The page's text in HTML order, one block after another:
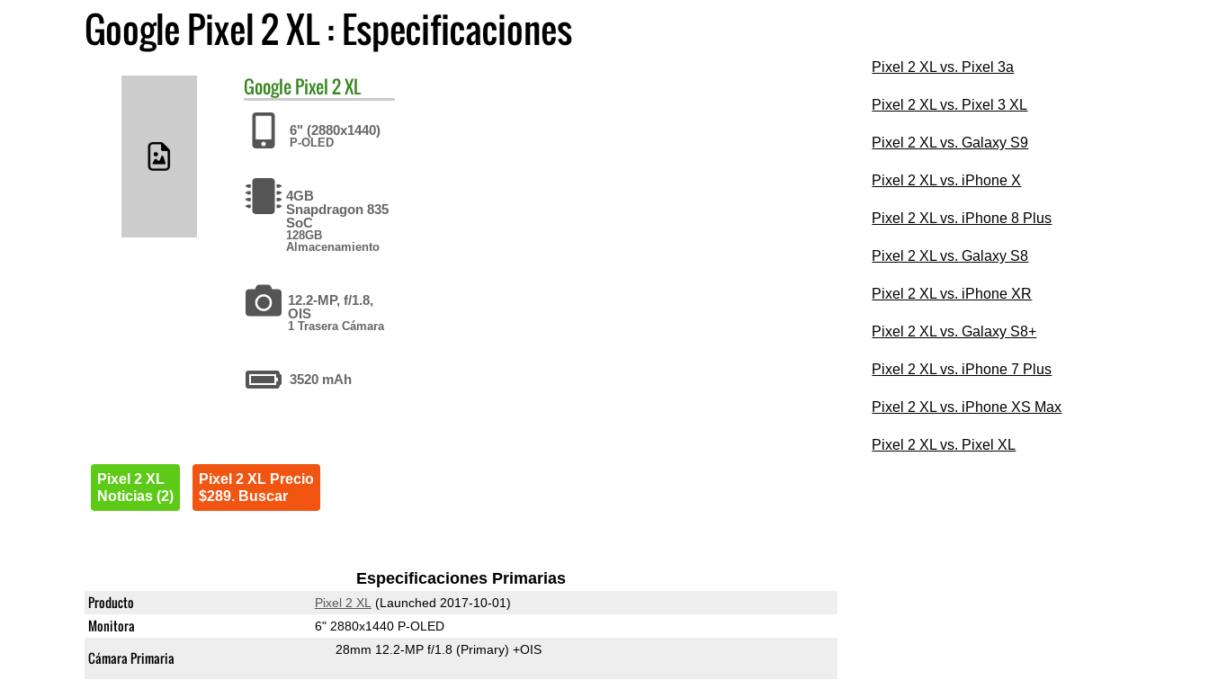
Google Pixel 2 XL : Especificaciones
GooglePixel 2 XL
6" (2880x1440)
P-OLED
4GB
Snapdragon 835
SoC
128GB
Almacenamiento
12.2-MP, f/1.8,
OIS
1 Trasera Cámara
3520 mAh
Pixel 2 XL
Noticias (2)
Pixel 2 XL Precio
$289. Buscar
Especificaciones Primarias
Producto Pixel 2 XL (Launched 2017-10-01)
Monitora 6" 2880x1440 P-OLED
Cámara Primaria 28mm 12.2-MP f/1.8 (Primary) +OIS
Pixel 2 XL vs. Pixel 3a
Pixel 2 XL vs. Pixel 3 XL
Pixel 2 XL vs. Galaxy S9
Pixel 2 XL vs. iPhone X
Pixel 2 XL vs. iPhone 8 Plus
Pixel 2 XL vs. Galaxy S8
Pixel 2 XL vs. iPhone XR
Pixel 2 XL vs. Galaxy S8+
Pixel 2 XL vs. iPhone 7 Plus
Pixel 2 XL vs. iPhone XS Max
Pixel 2 XL vs. Pixel XL